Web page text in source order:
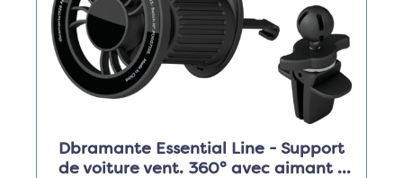
Dbramante Essential Line - Support
de voiture vent. 360° avec aimant -